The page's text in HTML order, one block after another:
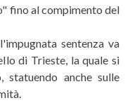
fino al compimento del
sentenza va
di Trieste, la quale si
anche sulle